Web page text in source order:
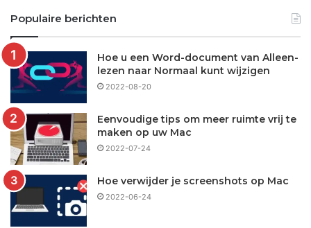
Populaire berichten
Hoe u een Word-document van Alleen-
lezen naar Normaal kunt wijzigen
2022-08-20
Eenvoudige tips om meer ruimte vrij te
maken op uw Mac
2022-07-24
Hoe verwijder je screenshots op Mac
2022-06-24